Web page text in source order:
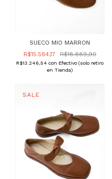
SUECO MIO MARRON
R$15.584,17
R$18.889,90
R$13.246,54 con Efectivo (solo retiro
en Tienda)